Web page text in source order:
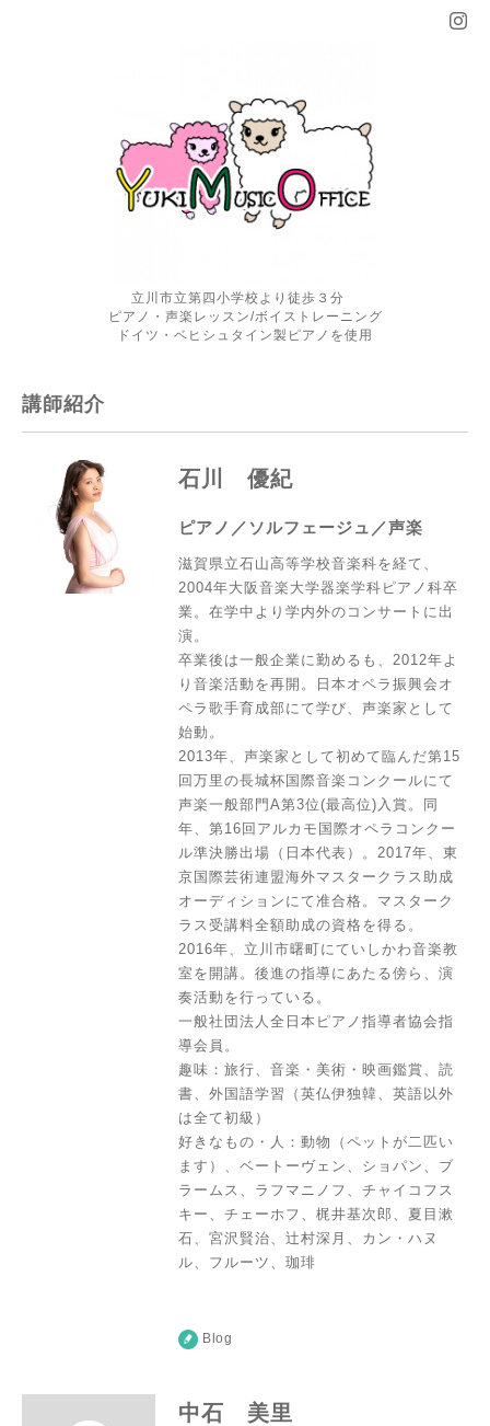
立川市立第四小学校より徒歩３分
ピアノ・声楽レッスン/ボイストレーニング
ドイツ・ベヒシュタイン製ピアノを使用
講師紹介
石川 優紀
ピアノ／ソルフェージュ／声楽
滋賀県立石山高等学校音楽科を経て、
2004年大阪音楽大学器楽学科ピアノ科卒
業。在学中より学内外のコンサートに出
演。
卒業後は一般企業に勤めるも、2012年よ
り音楽活動を再開。日本オペラ振興会オ
ペラ歌手育成部にて学び、声楽家として
始動。
2013年、声楽家として初めて臨んだ第15
回万里の長城杯国際音楽コンクールにて
声楽一般部門A第3位(最高位)入賞。同
年、第16回アルカモ国際オペラコンクー
ル準決勝出場（日本代表）。2017年、東
京国際芸術連盟海外マスタークラス助成
オーディションにて准合格。マスターク
ラス受講料全額助成の資格を得る。
2016年、立川市曙町にていしかわ音楽教
室を開講。後進の指導にあたる傍ら、演
奏活動を行っている。
一般社団法人全日本ピアノ指導者協会指
導会員。
趣味：旅行、音楽・美術・映画鑑賞、読
書、外国語学習（英仏伊独韓、英語以外
は全て初級）
好きなもの・人：動物（ペットが二匹い
ます）、ベートーヴェン、ショパン、ブ
ラームス、ラフマニノフ、チャイコフス
キー、チェーホフ、梶井基次郎、夏目漱
石、宮沢賢治、辻村深月、カン・ハヌ
ル、フルーツ、珈琲
Blog
中石 美里